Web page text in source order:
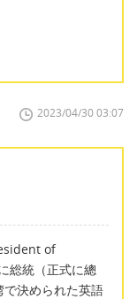
2023/04/30 03:07
of
総統（正式に總
決められた英語